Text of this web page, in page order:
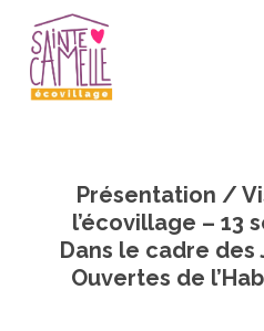
main
content
Présentation /
l’écovillage – 13
Dans le cadre des
Ouvertes de